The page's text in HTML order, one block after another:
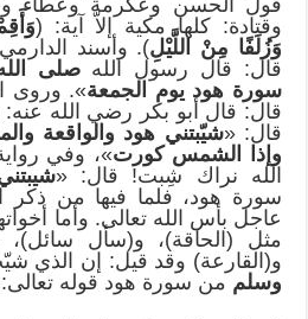
وقتادة: كلها مكية إلاّ آية: (
وَزُلَفًا مِنْ اللَّيْلِ). وأسند
قال: قال رسول اللهصلى
سورة هود يوم الجمعة». وروى
قال: قال أبو بكر رضي الله
قال: «شيّبتني هود والواقعة
وإذا الشمس كورت»، وفي
الله نراك شِبت! قال: «
سورة هود، فلما فيها من
عاجل بأس الله تعالى. وأما
مثل (الحاقة)، و(سأل
و(القارعة) وقد قيل: إن الذي
وسلم من سورة هود قوله